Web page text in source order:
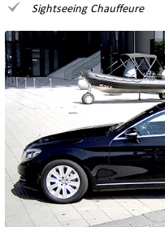
Sightseeing Chauffeure